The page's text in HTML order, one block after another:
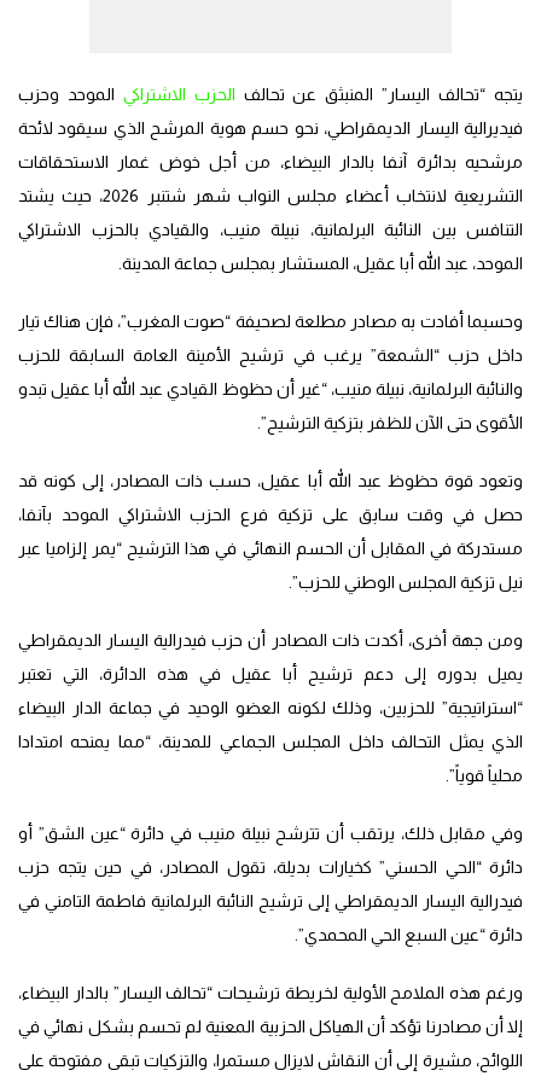
يتجه “تحالف اليسار” المنبثق عن تحالف الحزب الاشتراكي الموحد وحزب
فيديرالية اليسار الديمقراطي، نحو حسم هوية المرشح الذي سيقود لائحة
مرشحيه بدائرة آنفا بالدار البيضاء، من أجل خوض غمار الاستحقاقات
التشريعية لانتخاب أعضاء مجلس النواب شهر شتنبر 2026، حيث يشتد
التنافس بين النائبة البرلمانية، نبيلة منيب، والقيادي بالحزب الاشتراكي
الموحد، عبد الله أبا عقيل، المستشار بمجلس جماعة المدينة.
وحسبما أفادت به مصادر مطلعة لصحيفة “صوت المغرب”، فإن هناك تيار
داخل حزب “الشمعة” يرغب في ترشيح الأمينة العامة السابقة للحزب
والنائبة البرلمانية، نبيلة منيب، “غير أن حظوظ القيادي عبد الله أبا عقيل تبدو
الأقوى حتى الآن للظفر بتزكية الترشيح”.
وتعود قوة حظوظ عبد الله أبا عقيل، حسب ذات المصادر، إلى كونه قد
حصل في وقت سابق على تزكية فرع الحزب الاشتراكي الموحد بآنفا،
مستدركة في المقابل أن الحسم النهائي في هذا الترشيح “يمر إلزاميا عبر
نيل تزكية المجلس الوطني للحزب”.
ومن جهة أخرى، أكدت ذات المصادر أن حزب فيدرالية اليسار الديمقراطي
يميل بدوره إلى دعم ترشيح أبا عقيل في هذه الدائرة، التي تعتبر
“استراتيجية” للحزبين، وذلك لكونه العضو الوحيد في جماعة الدار البيضاء
الذي يمثل التحالف داخل المجلس الجماعي للمدينة، “مما يمنحه امتدادا
محلياً قوياً”.
وفي مقابل ذلك، يرتقب أن تترشح نبيلة منيب في دائرة “عين الشق” أو
دائرة “الحي الحسني” كخيارات بديلة، تقول المصادر، في حين يتجه حزب
فيدرالية اليسار الديمقراطي إلى ترشيح النائبة البرلمانية فاطمة التامني في
دائرة “عين السبع الحي المحمدي”.
ورغم هذه الملامح الأولية لخريطة ترشيحات “تحالف اليسار” بالدار البيضاء،
إلا أن مصادرنا تؤكد أن الهياكل الحزبية المعنية لم تحسم بشكل نهائي في
اللوائح، مشيرة إلى أن النقاش لايزال مستمرا، والتزكيات تبقى مفتوحة على